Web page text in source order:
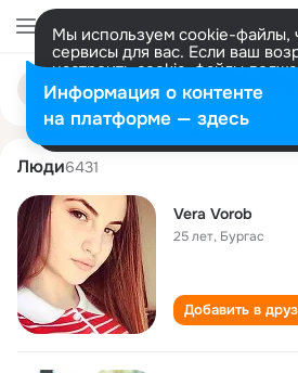
Мы используем cookie-файлы,
сервисы для вас. Если ваш
настроить cookie-файлы
представитель. Больше
Разрешить все Настроить
Поиск
людям
vera vorob
Люди6431
Vera Vorob
25 лет, Бургас
Добавить в
Информация о контенте
на платформе — здесь